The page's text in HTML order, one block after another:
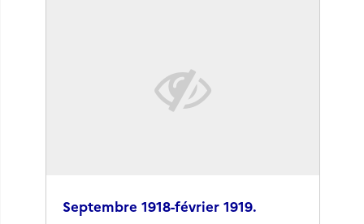
Septembre 1918-février 1919.